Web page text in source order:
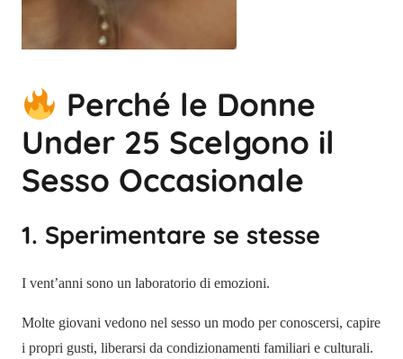
Perché le Donne
Under 25 Scelgono il
Sesso Occasionale
1. Sperimentare se stesse
I vent’anni sono un laboratorio di emozioni.
Molte giovani vedono nel sesso un modo per conoscersi, capire
i propri gusti, liberarsi da condizionamenti familiari e culturali.